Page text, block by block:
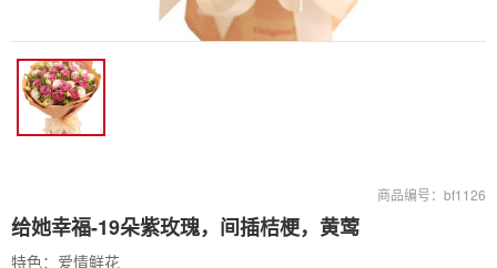
商品编号：bf1126
给她幸福-19朵紫玫瑰，间插桔梗，黄莺
特色：爱情鲜花